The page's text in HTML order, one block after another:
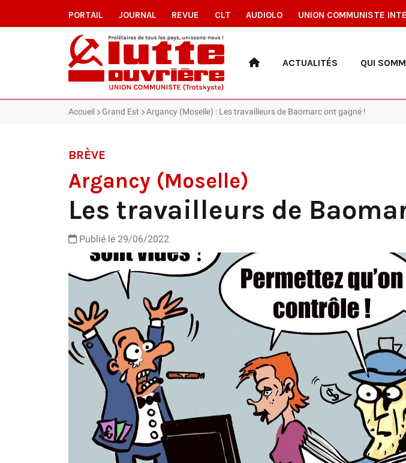
PORTAIL JOURNAL REVUE CLT AUDIOLO UNION COMMUNISTE
ACTUALITÉS QUI
Accueil Grand Est Argancy (Moselle) : Les travailleurs de Baomarc ont gagné !
BRÈVE
Argancy (Moselle)
Les travailleurs de
Publié le 29/06/2022